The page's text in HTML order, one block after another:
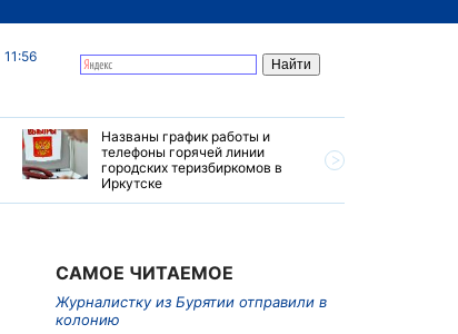
11:56
Названы график работы и
телефоны горячей линии
городских теризбиркомов в
Иркутске
САМОЕ ЧИТАЕМОЕ
Журналистку из Бурятии отправили в
колонию